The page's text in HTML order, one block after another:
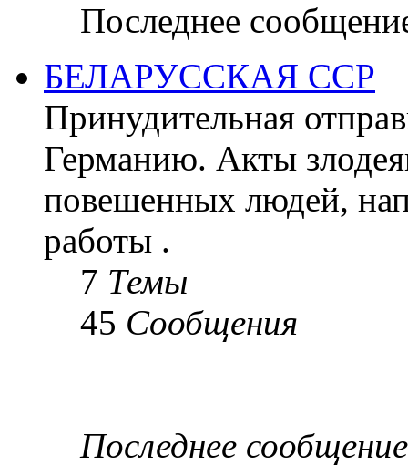
Последнее
БЕЛАРУССКАЯ ССР
Принудительная
Германию. Акты
повешенных людей,
работы .
7 Темы
45 Сообщения
Последнее сообщение